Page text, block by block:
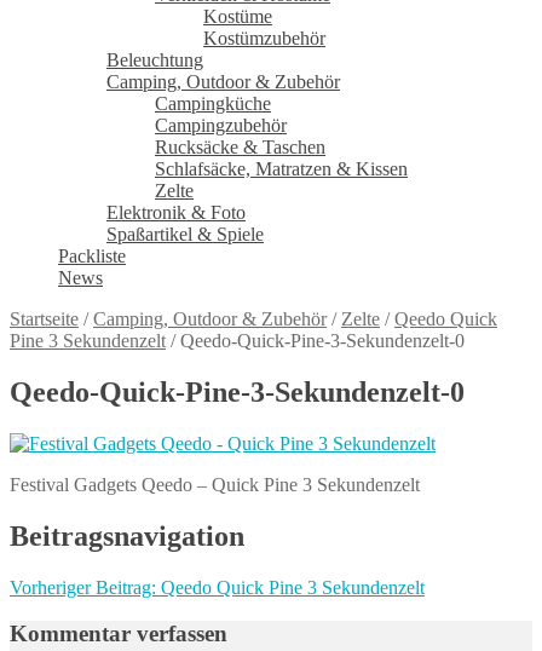
Kostüme
Kostümzubehör
Beleuchtung
Camping, Outdoor & Zubehör
Campingküche
Campingzubehör
Rucksäcke & Taschen
Schlafsäcke, Matratzen & Kissen
Zelte
Elektronik & Foto
Spaßartikel & Spiele
Packliste
News
Startseite /Camping, Outdoor & Zubehör/ Zelte /Qeedo Quick
Pine 3 Sekundenzelt /Qeedo-Quick-Pine-3-Sekundenzelt-0
Qeedo-Quick-Pine-3-Sekundenzelt-0
Festival Gadgets Qeedo – Quick Pine 3 Sekundenzelt
Beitragsnavigation
Vorheriger Beitrag: Qeedo Quick Pine 3 Sekundenzelt
Kommentar verfassen